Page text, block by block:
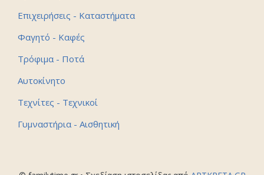
Επιχειρήσεις - Καταστήματα
Φαγητό - Καφές
Τρόφιμα - Ποτά
Αυτοκίνητο
Τεχνίτες - Τεχνικοί
Γυμναστήρια - Αισθητική